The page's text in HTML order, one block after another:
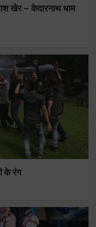
खेर – केदारनाथ धाम
के रंग